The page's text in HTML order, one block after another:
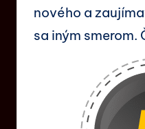
nového a
sa iným smerom.